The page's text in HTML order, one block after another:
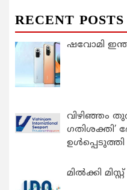
RECENT POSTS
ഷവോമി
വിഴിഞ്ഞം
ഗതിശക്തി’
ഉൾപ്പെടുത്തി
മിൽക്കി